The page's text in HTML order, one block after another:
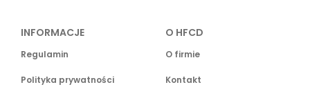
INFORMACJE
Regulamin
Polityka prywatności
O HFCD
O firmie
Kontakt